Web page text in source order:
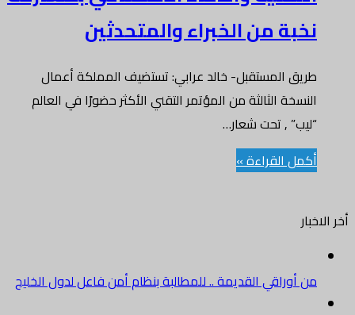
نخبة من الخبراء والمتحدثين
طريق المستقبل- خالد عرابي: تستضيف المملكة أعمال
النسخة الثالثة من المؤتمر التقني الأكثر حضورًا في العالم
“ليب” , تحت شعار…
أكمل القراءة »
أخر الاخبار
من أوراقي القديمة .. للمطالبة بنظام أمن فاعل لدول الخليج